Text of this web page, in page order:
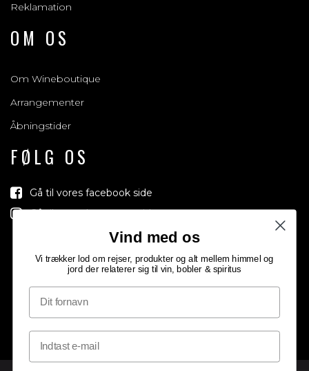
Reklamation
OM OS
Om Wineboutique
Arrangementer
Åbningstider
FØLG OS
Gå til vores facebook side
Gå til vores Instagram side
Vind med os
Vi trækker lod om rejser, produkter og alt mellem himmel og
jord der relaterer sig til vin, bobler & spiritus